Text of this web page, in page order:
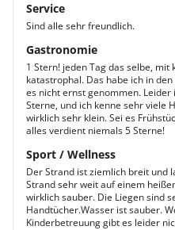
Service
Sind alle sehr freundlich.
Gastronomie
1 Stern! jeden Tag das selbe,
katastrophal. Das habe ich in
es nicht ernst genommen.
Sterne, und ich kenne sehr viele
wirklich sehr klein. Sei es
alles verdient niemals 5 Sterne!
Sport / Wellness
Der Strand ist ziemlich breit und
Strand sehr weit auf einem
wirklich sauber. Die Liegen sind
Handtücher.Wasser ist sauber.
Kinderbetreuung gibt es leider